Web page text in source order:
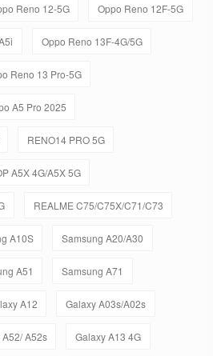
Reno 12-5G Oppo Reno 12F-5G
Oppo Reno 13F-4G/5G
Reno 13 Pro-5G
A5 Pro 2025
RENO14 PRO 5G
A5X 4G/A5X 5G
REALME C75/C75X/C71/C73
A10S Samsung A20/A30
A51 Samsung A71
A12 Galaxy A03s/A02s
A52s Galaxy A13 4G